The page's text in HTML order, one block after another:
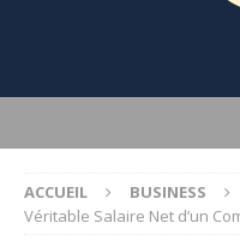
ACCUEIL BUSINESS
Véritable Salaire Net d’un